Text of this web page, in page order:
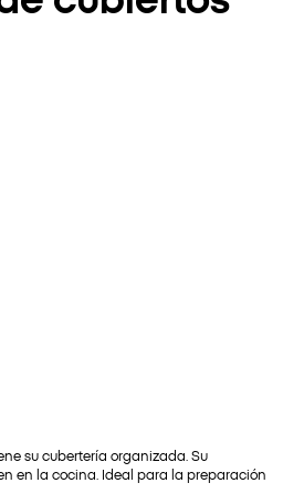
su cubertería organizada. Su
en la cocina. Ideal para la preparación